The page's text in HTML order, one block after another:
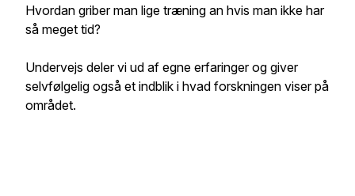
Hvordan griber man lige træning an hvis man ikke har
så meget tid?
Undervejs deler vi ud af egne erfaringer og giver
selvfølgelig også et indblik i hvad forskningen viser på
området.